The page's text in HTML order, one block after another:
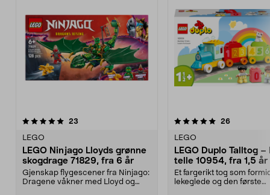
23
LEGO
LEGO Ninjago Lloyds grønne
skogdrage 71829, fra 6 år
Gjenskap flygescener fra Ninjago:
Dragene våkner med Lloyd og
5.0 av 5 stjerner 26
LEGO
LEGO Duplo Talltog
telle 10954, fra 1,5 år
Et fargerikt tog som
lekeglede og den første
4.5 av 5 stjerner